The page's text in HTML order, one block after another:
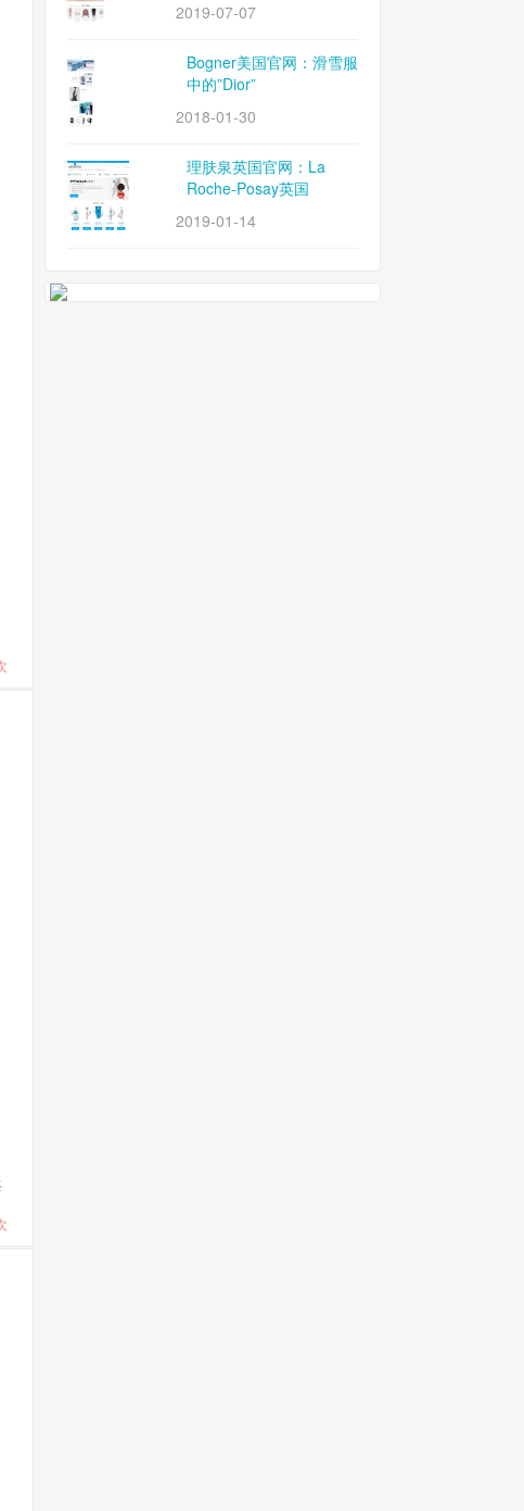
2019-07-07
Bogner美国官网：滑雪服
中的”Dior”
2018-01-30
理肤泉英国官网：La
Roche-Posay英国
2019-01-14